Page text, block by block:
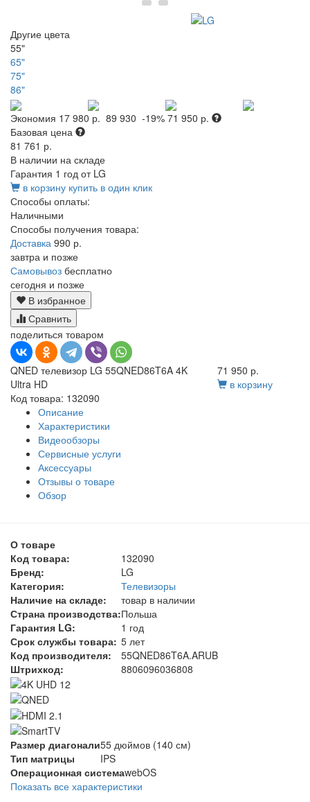
Другие цвета
55"
65"
75"
86"
Экономия 17 980 р. 89 930 -19% 71 950 р.
Базовая цена
81 761 р.
В наличии на складе
Гарантия 1 год от LG
в корзину купить в один клик
Способы оплаты:
Наличными
Способы получения товара:
Доставка 990 р.
завтра и позже
Самовывоз бесплатно
сегодня и позже
В избранное
Сравнить
поделиться товаром
QNED телевизор LG 55QNED86T6A 4K
Ultra HD
Код товара: 132090
71 950 р.
в корзину
Описание
Характеристики
Видеообзоры
Сервисные услуги
Аксессуары
Отзывы о товаре
Обзор
О товаре
Код товара:
132090
Бренд:
LG
Категория:
Телевизоры
Наличие на складе:
товар в наличии
Страна производства:Польша
Гарантия LG:
1 год
Срок службы товара: 5 лет
Код производителя:
55QNED86T6A.ARUB
Штрихкод:
8806096036808
Размер диагонали55 дюймов (140 см)
Тип матрицы
IPS
Операционная системаwebOS
Показать все характеристики